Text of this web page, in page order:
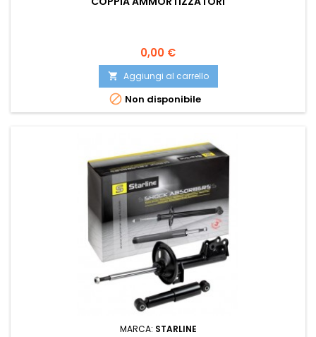
Prezzo
0,00 €
 Aggiungi al carrello
 Non disponibile
MARCA: STARLINE